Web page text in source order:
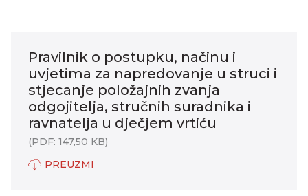
Pravilnik o postupku, načinu i
uvjetima za napredovanje u struci i
stjecanje položajnih zvanja
odgojitelja, stručnih suradnika i
ravnatelja u dječjem vrtiću
(PDF: 147,50 KB)
PREUZMI